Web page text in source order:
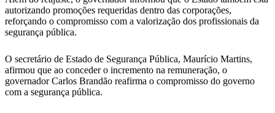
autorizando promoções requeridas dentro das corporações,
reforçando o compromisso com a valorização dos profissionais da
segurança pública.
O secretário de Estado de Segurança Pública, Maurício Martins,
afirmou que ao conceder o incremento na remuneração, o
governador Carlos Brandão reafirma o compromisso do governo
com a segurança pública.